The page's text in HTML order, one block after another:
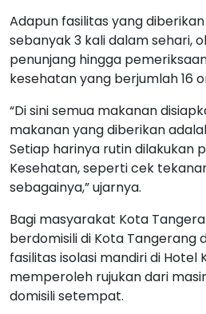
Adapun fasilitas yang
sebanyak 3 kali dalam sehari,
penunjang hingga
kesehatan yang berjumlah 16
“Di sini semua makanan
makanan yang diberikan
Setiap harinya rutin dilakukan
Kesehatan, seperti cek
sebagainya,” ujarnya.
Bagi masyarakat Kota
berdomisili di Kota
fasilitas isolasi mandiri di Hotel
memperoleh rujukan dari
domisili setempat.